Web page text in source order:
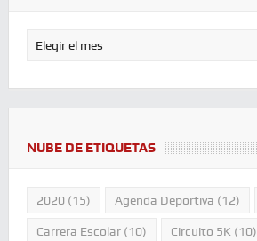
NUBE DE ETIQUETAS
2020(15) Agenda Deportiva (12)
Carrera Escolar(10) Circuito 5K(10)